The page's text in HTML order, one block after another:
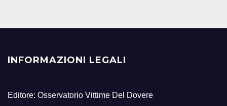
INFORMAZIONI LEGALI
Editore: Osservatorio Vittime Del Dovere